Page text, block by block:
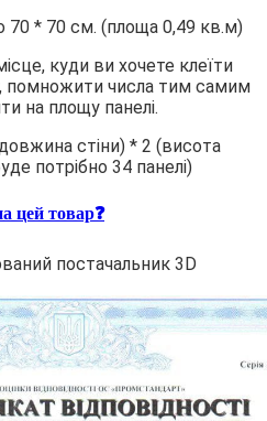
см. (площа 0,49 кв.м)
куди ви хочете клеїти
помножити числа тим самим
на площу панелі.
стіни) * 2 (висота
потрібно 34 панелі)
цей товар❓
постачальник 3D